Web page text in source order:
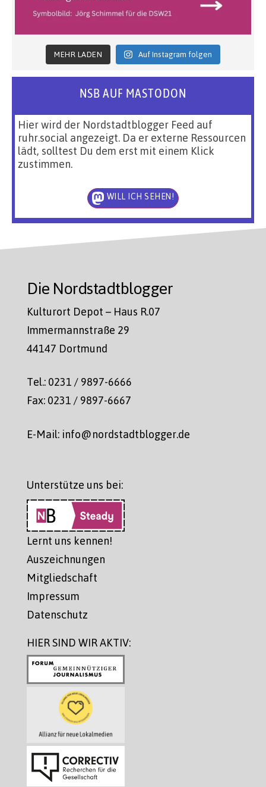
MEHR LADEN Auf Instagram folgen
NSB AUF MASTODON
Hier wird der Nordstadtblogger Feed auf
ruhr.social angezeigt. Da er externe Ressourcen
lädt, solltest Du dem erst mit einem Klick
zustimmen.
WILL ICH SEHEN!
Die Nordstadtblogger
Kulturort Depot – Haus R.07
Immermannstraße 29
44147 Dortmund
Tel.: 0231 / 9897-6666
Fax: 0231 / 9897-6667
E-Mail: info@nordstadtblogger.de
Unterstütze uns bei:
Lernt uns kennen!
Auszeichnungen
Mitgliedschaft
Impressum
Datenschutz
HIER SIND WIR AKTIV: